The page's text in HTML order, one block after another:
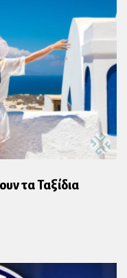
τα Ταξίδια